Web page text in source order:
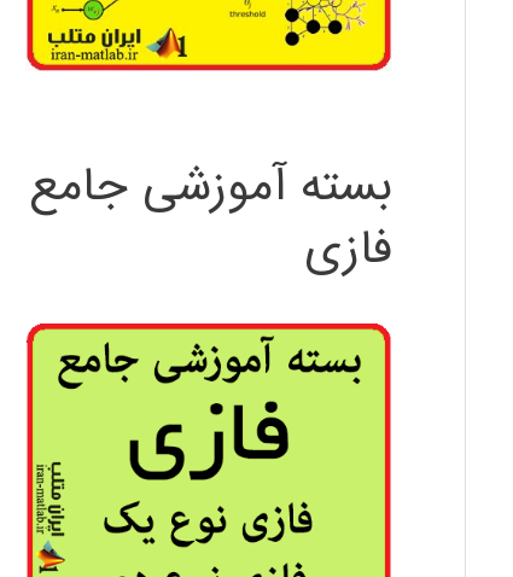
بسته آموزشی جامع
فازی